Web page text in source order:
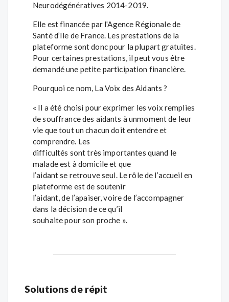
Neurodégénératives 2014-2019.
Elle est financée par l'Agence Régionale de
Santé d’Ile de France. Les prestations de la
plateforme sont donc pour la plupart gratuites.
Pour certaines prestations, il peut vous être
demandé une petite participation financière.
Pourquoi ce nom, La Voix des Aidants ?
« Il a été choisi pour exprimer les voix remplies
de souffrance des aidants à unmoment de leur
vie que tout un chacun doit entendre et
comprendre. Les
difficultés sont très importantes quand le
malade est à domicile et que
l’aidant se retrouve seul. Le rôle de l’accueil en
plateforme est de soutenir
l’aidant, de l’apaiser, voire de l’accompagner
dans la décision de ce qu’il
souhaite pour son proche ».
Solutions de répit